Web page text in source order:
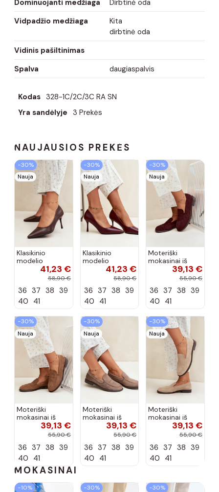
Dominuojanti medžiaga
Dirbtinė oda
Vidpadžio medžiaga
Kita
dirbtinė oda
Vidinis pašiltinimas
Spalva
daugiaspalvis
Kodas 328-1C/2C/3C RA SN
Yra sandėlyje 3 Prekės
NAUJAUSIOS PREKĖS
−30%
Nauja
Klasikinio
modelio
aukštakulniai
šokolado
spalvos Nesha
41,23 €
58,90 €
36 37 38 39
40 41
−30%
Nauja
Klasikinio
modelio
aukštakulniai
bordo spalvos
Nesha
41,23 €
58,90 €
36 37 38 39
40 41
−30%
Nauja
Moteriški
mokasinai iš
dirbtinės
zomšos, bordo
39,13 €
55,90 €
36 37 38 39
40 41
−30%
Nauja
Moteriški
mokasinai iš
dirbtinės
zomšos, rudos
39,13 €
55,90 €
36 37 38 39
40 41
−30%
Nauja
Moteriški
mokasinai iš
dirbtinės
zomšos, molio
39,13 €
55,90 €
36 37 38 39
40 41
−30%
Nauja
Moteriški
mokasinai iš
dirbtinės
zomšos, smėlio
39,13 €
55,90 €
36 37 38 39
40 41
MOKASINAI
−10% −30% −30%